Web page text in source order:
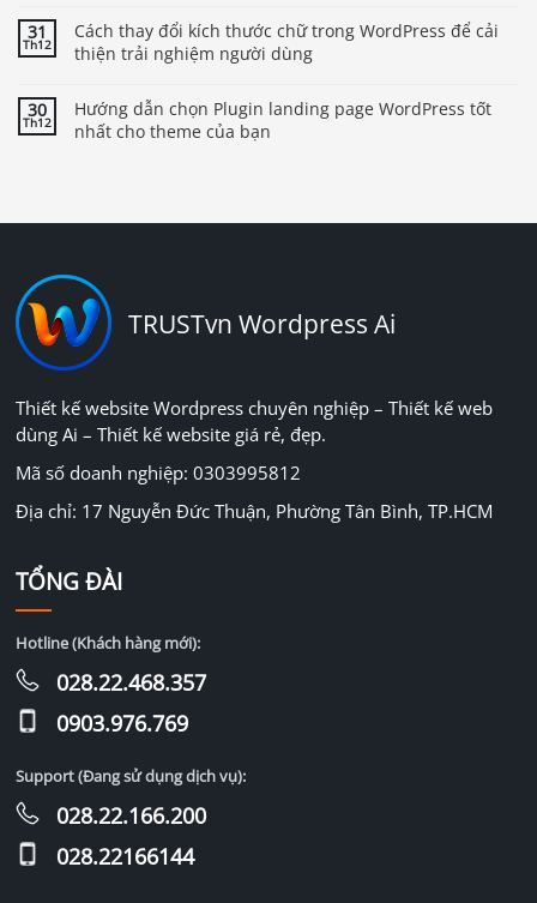
31
Th12
Cách thay đổi kích thước chữ trong WordPress để cải
thiện trải nghiệm người dùng
30
Th12
Hướng dẫn chọn Plugin landing page WordPress tốt
nhất cho theme của bạn
TRUSTvn Wordpress Ai
Thiết kế website Wordpress chuyên nghiệp – Thiết kế web
dùng Ai – Thiết kế website giá rẻ, đẹp.
Mã số doanh nghiệp: 0303995812
Địa chỉ: 17 Nguyễn Đức Thuận, Phường Tân Bình, TP.HCM
TỔNG ĐÀI
Hotline (Khách hàng mới):
028.22.468.357
0903.976.769
Support (Đang sử dụng dịch vụ):
028.22.166.200
028.22166144